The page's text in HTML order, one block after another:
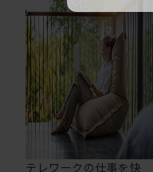
テレワークの仕事を快